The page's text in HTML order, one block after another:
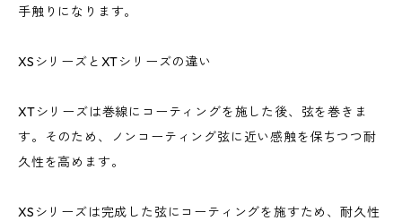
手触りになります。​
XSシリーズとXTシリーズの違い
XTシリーズは巻線にコーティングを施した後、弦を巻きま
す。そのため、ノンコーティング弦に近い感触を保ちつつ耐
久性を高めます。​
XSシリーズは完成した弦にコーティングを施すため、耐久性